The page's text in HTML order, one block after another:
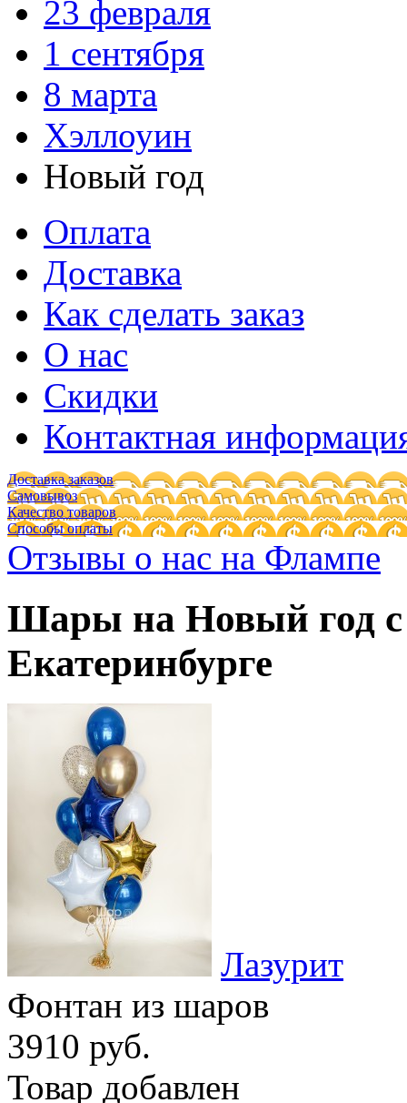
23 февраля
1 сентября
8 марта
Хэллоуин
Новый год
Оплата
Доставка
Как сделать заказ
О нас
Скидки
Контактная
Доставка заказов
Самовывоз
Качество товаров
Способы оплаты
Отзывы о нас на Флампе
Шары на Новый год с
Екатеринбурге
Лазурит
Фонтан из шаров
3910 руб.
Товар добавлен